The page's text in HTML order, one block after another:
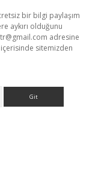
bir bilgi paylaşım
aykırı olduğunu
adresine
sitemizden